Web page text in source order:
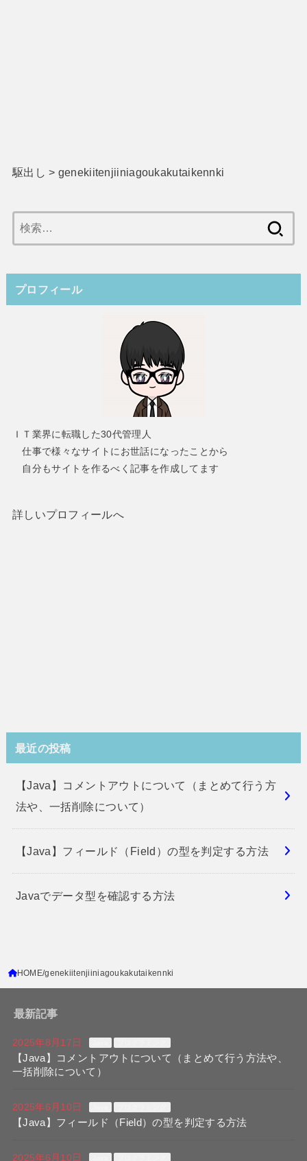
駆出し > genekiitenjiiniagoukakutaikennki
索:
プロフィール
ＩＴ業界に転職した30代管理人
仕事で様々なサイトにお世話になったことから
自分もサイトを作るべく記事を作成してます
詳しいプロフィールへ
最近の投稿
【Java】コメントアウトについて（まとめて行う方
法や、一括削除について）
【Java】フィールド（Field）の型を判定する方法
Javaでデータ型を確認する方法
HOME genekiitenjiiniagoukakutaikennki
最新記事
2025年8月17日
【Java】コメントアウトについて（まとめて行う方法や、
一括削除について）
2025年6月10日
【Java】フィールド（Field）の型を判定する方法
2025年6月10日